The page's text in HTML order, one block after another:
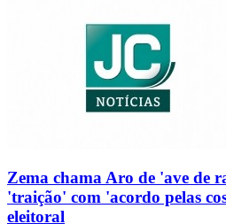
Zema chama Aro de 'ave de
'traição' com 'acordo pelas
eleitoral